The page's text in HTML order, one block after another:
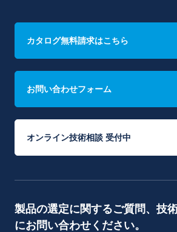
カタログ無料請求はこちら
お問い合わせフォーム
オンライン技術相談 受付中
製品の選定に関するご質問、技
にお問い合わせください。